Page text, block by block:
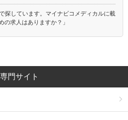
探しています。マイナビコメディカルに載
の求人はありますか？」
専門サイト